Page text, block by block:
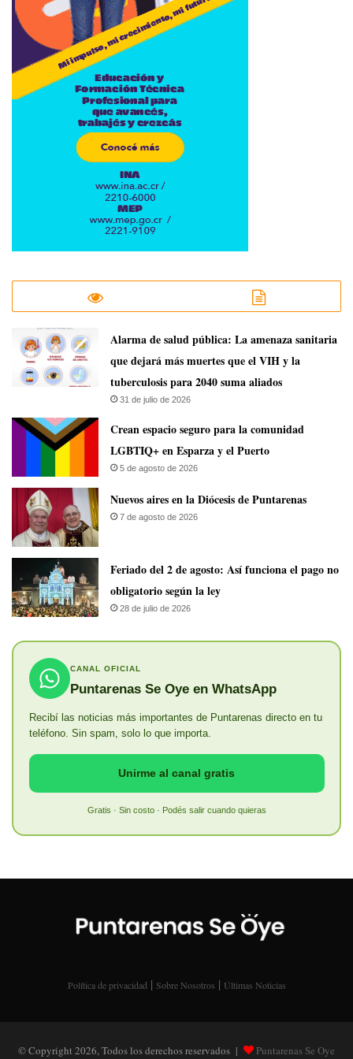
​Alarma de salud pública: La amenaza sanitaria
que dejará más muertes que el VIH y la
tuberculosis para 2040 suma aliados
31 de julio de 2026
Crean espacio seguro para la comunidad
LGBTIQ+ en Esparza y el Puerto
5 de agosto de 2026
​Nuevos aires en la Diócesis de Puntarenas
7 de agosto de 2026
Feriado del 2 de agosto: Así funciona el pago no
obligatorio según la ley
28 de julio de 2026
CANAL OFICIAL
Puntarenas Se Oye en WhatsApp
Recibí las noticias más importantes de Puntarenas directo en tu
teléfono. Sin spam, solo lo que importa.
Unirme al canal gratis
Gratis · Sin costo · Podés salir cuando quieras
Política de privacidad | Sobre Nosotros | Últimas Noticias
© Copyright 2026, Todos los derechos reservados | Puntarenas Se Oye